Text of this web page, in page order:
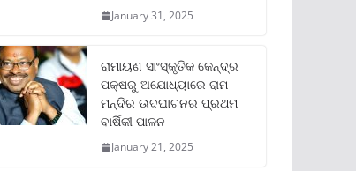
January 31, 2025
ରାମାୟଣ ସାଂସ୍କୃତିକ କେନ୍ଦ୍ର
ପକ୍ଷରୁ ଅଯୋଧ୍ୟାରେ ରାମ
ମନ୍ଦିର ଉଦଘାଟନର ପ୍ରଥମ
ବାର୍ଷିକୀ ପାଳନ
January 21, 2025